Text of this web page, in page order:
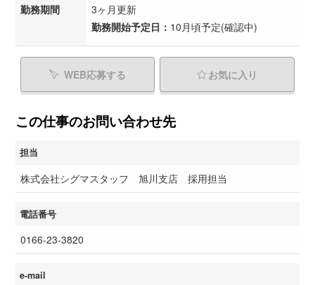
勤務期間
3ヶ月更新
勤務開始予定日： 10月頃予定(確認中)
WEB応募する お気に入り
この仕事のお問い合わせ先
担当
株式会社シグマスタッフ 旭川支店 採用担当
電話番号
0166-23-3820
e-mail